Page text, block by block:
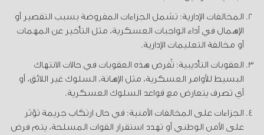
المخالفات الإدارية: تشمل الجزاءات المفروضة بسبب التقصير أو
الإهمال في أداء الواجبات العسكرية، مثل التأخير عن المهمات
أو مخالفة التعليمات الإدارية.
العقوبات التأديبية: تُفرض هذه العقوبات في حالات الانتهاك
البسيط للأوامر العسكرية، مثل الإهانة، السلوك غير اللائق، أو
أي تصرف يتعارض مع قواعد السلوك العسكرية.
الجزاءات على المخالفات الأمنية: في حال ارتكاب جريمة تؤثر
على الأمن الوطني أو تهدد استقرار القوات المسلحة، يتم فرض